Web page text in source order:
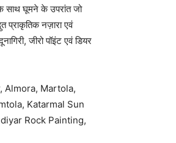
साथ घूमने के उपरांत जो
प्राकृतिक नज़ारा एवं
जीरो पॉइंट एवं डियर
Almora, Martola,
Katarmal Sun
Rock Painting,